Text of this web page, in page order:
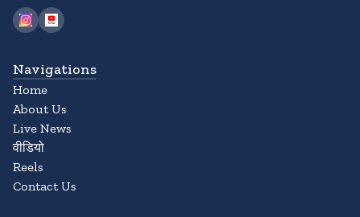
Navigations
Home
About Us
Live News
वीडियो
Reels
Contact Us